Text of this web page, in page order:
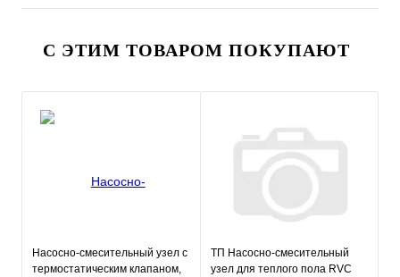
С ЭТИМ ТОВАРОМ ПОКУПАЮТ
Насосно-смесительный узел с
термостатическим клапаном,
ТП Насосно-смесительный
узел для теплого пола RVC